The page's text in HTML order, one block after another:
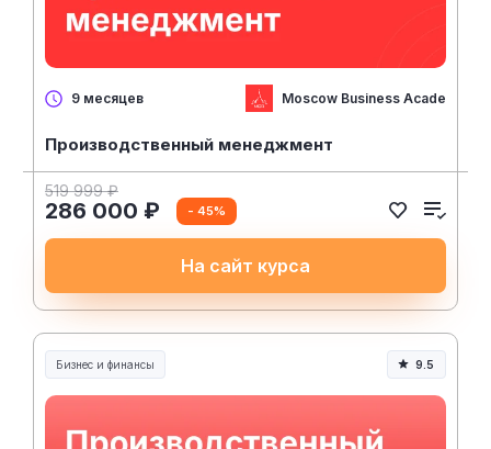
9 месяцев Moscow Business Academy
Производственный менеджмент
519 999 ₽
286 000 ₽ - 45%
На сайт курса
Бизнес и финансы 9.5